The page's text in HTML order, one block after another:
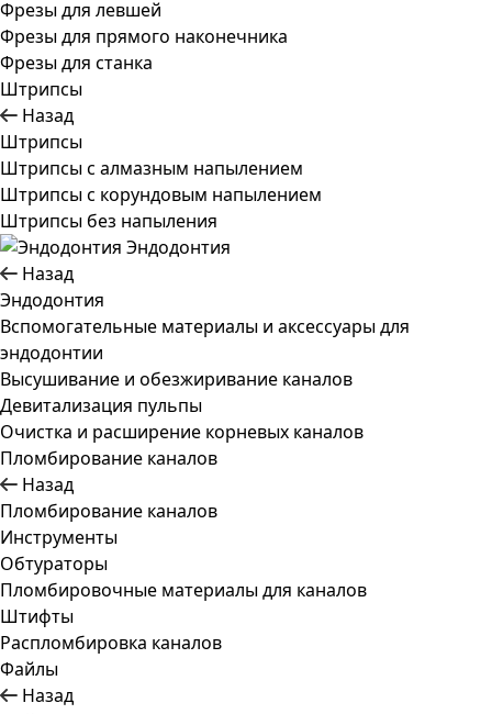
Фрезы для левшей
Фрезы для прямого наконечника
Фрезы для станка
Штрипсы
Назад
Штрипсы
Штрипсы c алмазным напылением
Штрипсы c корундовым напылением
Штрипсы без напыления
Эндодонтия
Назад
Эндодонтия
Вспомогательные материалы и аксессуары для
эндодонтии
Высушивание и обезжиривание каналов
Девитализация пульпы
Очистка и расширение корневых каналов
Пломбирование каналов
Назад
Пломбирование каналов
Инструменты
Обтураторы
Пломбировочные материалы для каналов
Штифты
Распломбировка каналов
Файлы
Назад